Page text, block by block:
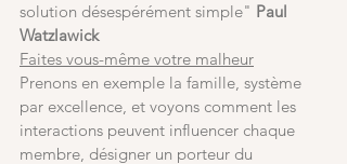
solution désespérément simple" Paul
Watzlawick
Faites vous-même votre malheur
Prenons en exemple la famille, système
par excellence, et voyons comment les
interactions peuvent influencer chaque
membre, désigner un porteur du